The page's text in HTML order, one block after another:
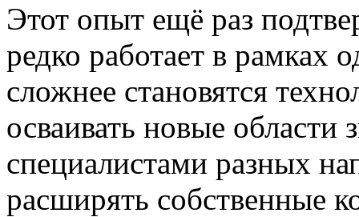
Этот опыт ещё раз
редко работает в рамках
сложнее становятся
осваивать новые области
специалистами разных
расширять собственные